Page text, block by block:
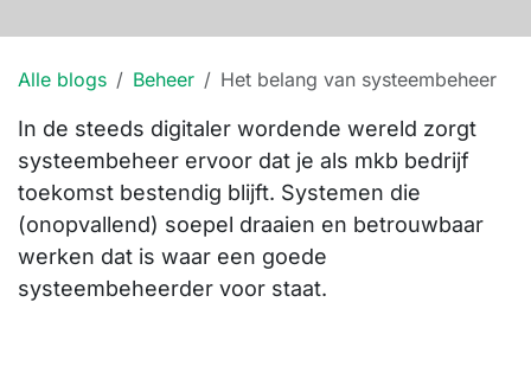
Alle blogs Beheer Het belang van systeembeheer
In de steeds digitaler wordende wereld zorgt
systeembeheer ervoor dat je als mkb bedrijf
toekomst bestendig blijft. Systemen die
(onopvallend) soepel draaien en betrouwbaar
werken dat is waar een goede
systeembeheerder voor staat.